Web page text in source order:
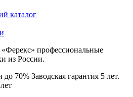
каталог
профессиональные
из России.
70% Заводская гарантия 5 лет.